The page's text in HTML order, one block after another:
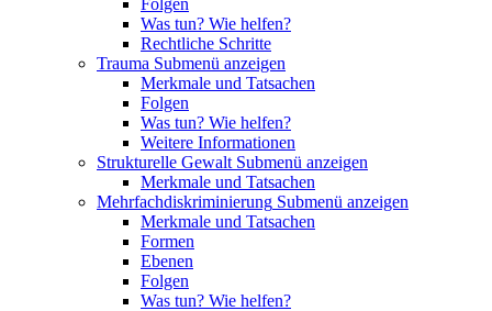
Folgen
Was tun? Wie helfen?
Rechtliche Schritte
Trauma Submenü anzeigen
Merkmale und Tatsachen
Folgen
Was tun? Wie helfen?
Weitere Informationen
Strukturelle Gewalt Submenü anzeigen
Merkmale und Tatsachen
Mehrfachdiskriminierung Submenü anzeigen
Merkmale und Tatsachen
Formen
Ebenen
Folgen
Was tun? Wie helfen?